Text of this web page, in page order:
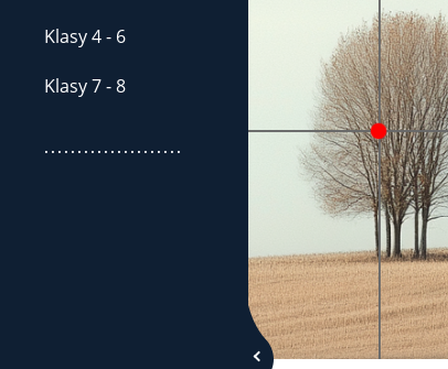
Klasy 4 - 6
Klasy 7 - 8
.....................